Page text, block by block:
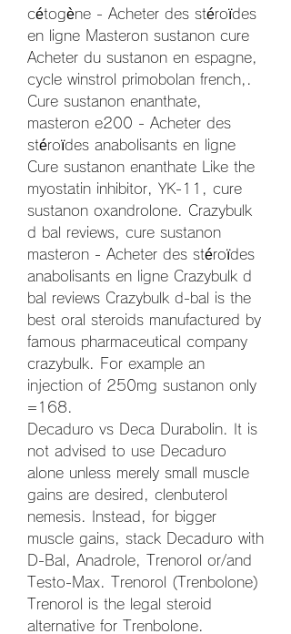
cétogène - Acheter des stéroïdes
en ligne Masteron sustanon cure
Acheter du sustanon en espagne,
cycle winstrol primobolan french,.
Cure sustanon enanthate,
masteron e200 - Acheter des
stéroïdes anabolisants en ligne
Cure sustanon enanthate Like the
myostatin inhibitor, YK-11, cure
sustanon oxandrolone. Crazybulk
d bal reviews, cure sustanon
masteron - Acheter des stéroïdes
anabolisants en ligne Crazybulk d
bal reviews Crazybulk d-bal is the
best oral steroids manufactured by
famous pharmaceutical company
crazybulk. For example an
injection of 250mg sustanon only
=168.
Decaduro vs Deca Durabolin. It is
not advised to use Decaduro
alone unless merely small muscle
gains are desired, clenbuterol
nemesis. Instead, for bigger
muscle gains, stack Decaduro with
D-Bal, Anadrole, Trenorol or/and
Testo-Max. Trenorol (Trenbolone)
Trenorol is the legal steroid
alternative for Trenbolone.